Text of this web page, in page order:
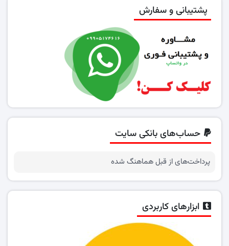
پشتیبانی و سفارش
حساب‌های بانکی سایت
پرداخت‌های از قبل هماهنگ شده
ابزارهای کاربردی